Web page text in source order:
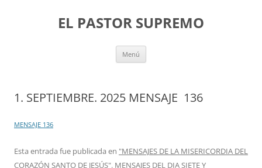
EL PASTOR SUPREMO
Menú
1. SEPTIEMBRE. 2025 MENSAJE 136
MENSAJE 136
Esta entrada fue publicada en "MENSAJES DE LA MISERICORDIA DEL
CORAZÓN SANTO DE JESÚS". MENSAJES DEL DIA SIETE Y